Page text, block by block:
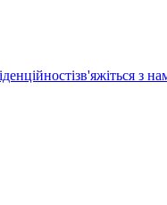
зв'яжіться з